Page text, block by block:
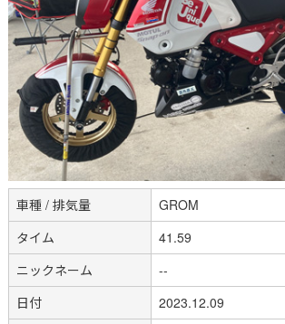
車種 / 排気量
GROM
タイム
41.59
ニックネーム
--
日付
2023.12.09